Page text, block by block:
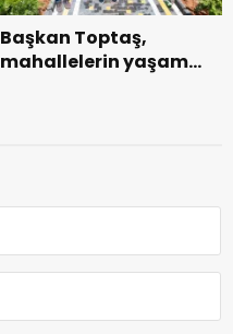
Başkan Toptaş,
mahallelerin yaşam